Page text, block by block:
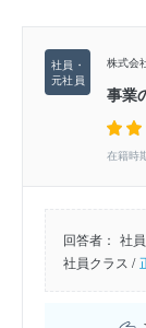
株式会
事業
在籍時
回答者： 社
社員クラス /